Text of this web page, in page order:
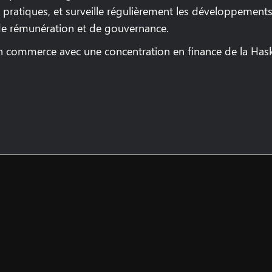
et surveille régulièrement les
rémunération et de gouvernance.
avec une concentration en finance de la